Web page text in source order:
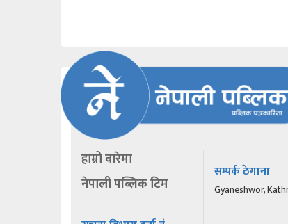
हाम्रो बारेमा
नेपाली पब्लिक टिम
सम्पर्क ठेगाना
Gyaneshwor,